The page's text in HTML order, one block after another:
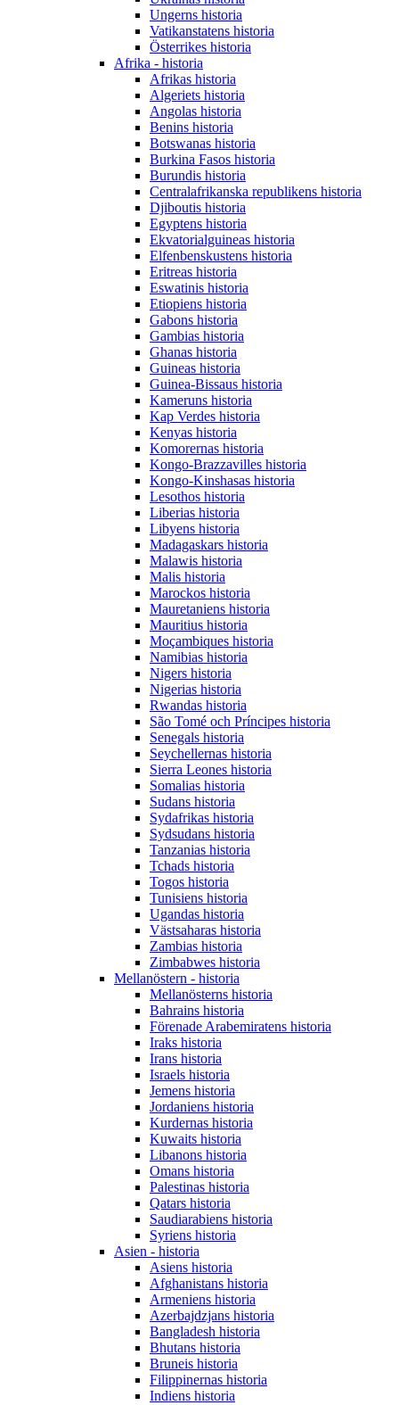
Ungerns historia
Vatikanstatens historia
Österrikes historia
Afrika - historia
Afrikas historia
Algeriets historia
Angolas historia
Benins historia
Botswanas historia
Burkina Fasos historia
Burundis historia
Centralafrikanska republikens historia
Djiboutis historia
Egyptens historia
Ekvatorialguineas historia
Elfenbenskustens historia
Eritreas historia
Eswatinis historia
Etiopiens historia
Gabons historia
Gambias historia
Ghanas historia
Guineas historia
Guinea-Bissaus historia
Kameruns historia
Kap Verdes historia
Kenyas historia
Komorernas historia
Kongo-Brazzavilles historia
Kongo-Kinshasas historia
Lesothos historia
Liberias historia
Libyens historia
Madagaskars historia
Malawis historia
Malis historia
Marockos historia
Mauretaniens historia
Mauritius historia
Moçambiques historia
Namibias historia
Nigers historia
Nigerias historia
Rwandas historia
São Tomé och Príncipes historia
Senegals historia
Seychellernas historia
Sierra Leones historia
Somalias historia
Sudans historia
Sydafrikas historia
Sydsudans historia
Tanzanias historia
Tchads historia
Togos historia
Tunisiens historia
Ugandas historia
Västsaharas historia
Zambias historia
Zimbabwes historia
Mellanöstern - historia
Mellanösterns historia
Bahrains historia
Förenade Arabemiratens historia
Iraks historia
Irans historia
Israels historia
Jemens historia
Jordaniens historia
Kurdernas historia
Kuwaits historia
Libanons historia
Omans historia
Palestinas historia
Qatars historia
Saudiarabiens historia
Syriens historia
Asien - historia
Asiens historia
Afghanistans historia
Armeniens historia
Azerbajdzjans historia
Bangladesh historia
Bhutans historia
Bruneis historia
Filippinernas historia
Indiens historia